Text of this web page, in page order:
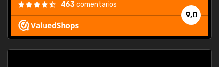
9,0
463comentarios